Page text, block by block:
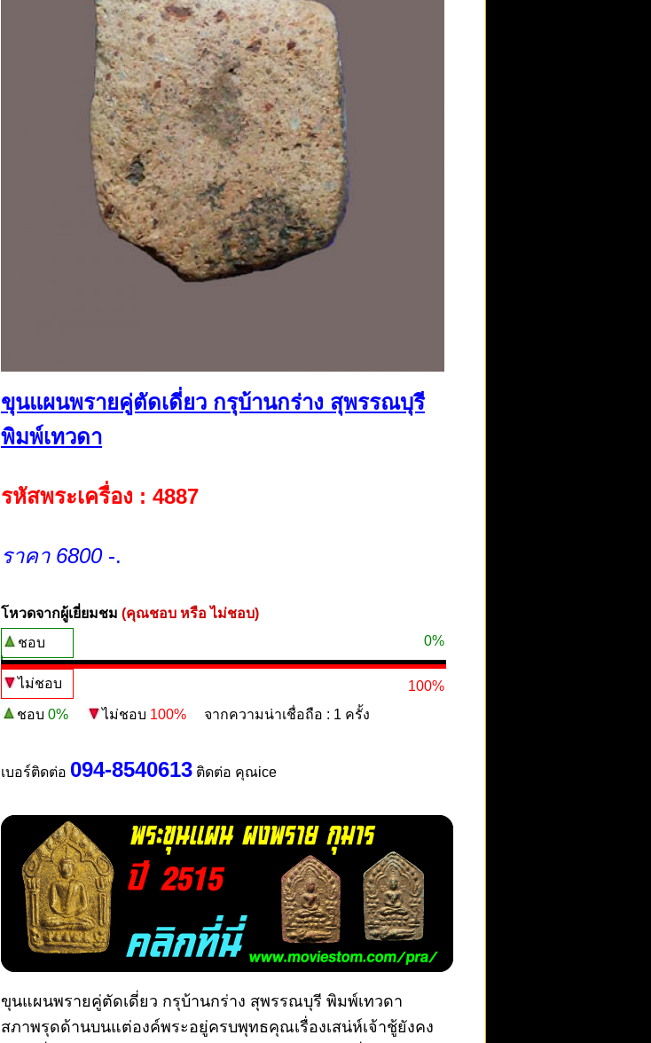
ขุนแผนพรายคู่ตัดเดี่ยว กรุบ้านกร่าง สุพรรณบุรี
พิมพ์เทวดา
รหัสพระเครื่อง : 4887
ราคา 6800-.
โหวดจากผู้เยี่ยมชม (คุณชอบ หรือ ไม่ชอบ)
ชอบ
0%
ไม่ชอบ
100%
ชอบ 0% ไม่ชอบ 100% จากความน่าเชื่อถือ : 1 ครั้ง
เบอร์ติดต่อ 094-8540613 ติดต่อ คุณice
ขุนแผนพรายคู่ตัดเดี่ยว กรุบ้านกร่าง สุพรรณบุรี พิมพ์เทวดา
สภาพรุดด้านบนแต่องค์พระอยู่ครบพุทธคุณเรื่องเสน่ห์เจ้าชู้ยังคง